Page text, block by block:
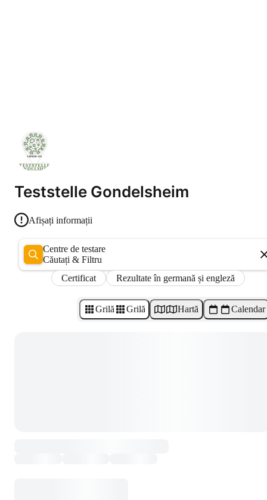
Teststelle Gondelsheim
Afișați informații
Centre de testare
Căutați & Filtru
Certificat
Rezultate în germană și engleză
Grilă Grilă Hartă Calendar